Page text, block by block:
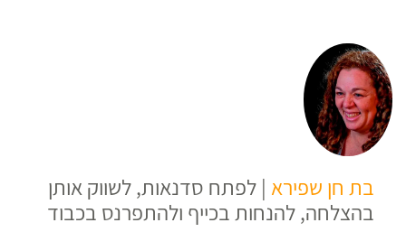
בת חן שפירא | לפתח סדנאות, לשווק אותן
בהצלחה, להנחות בכייף ולהתפרנס בכבוד‏